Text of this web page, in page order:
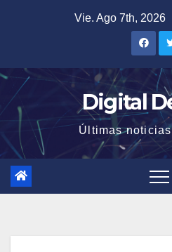
Vie. Ago 7th, 2026
Digital
Últimas